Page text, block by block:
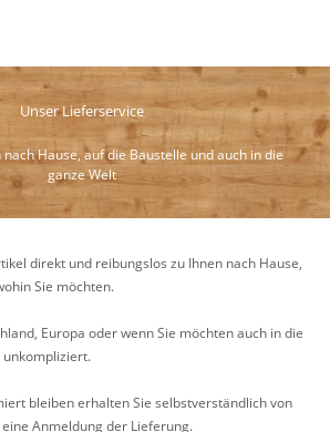
Unser Lieferservice
Hause, auf die Baustelle und auch in die
ganze Welt
direkt und reibungslos zu Ihnen nach Hause,
Sie möchten.
Europa oder wenn Sie möchten auch in die
bleiben erhalten Sie selbstverständlich von
Anmeldung der Lieferung.